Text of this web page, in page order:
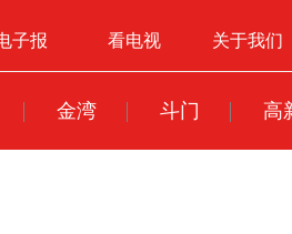
子报 看电视 关于我们
金湾 斗门 高